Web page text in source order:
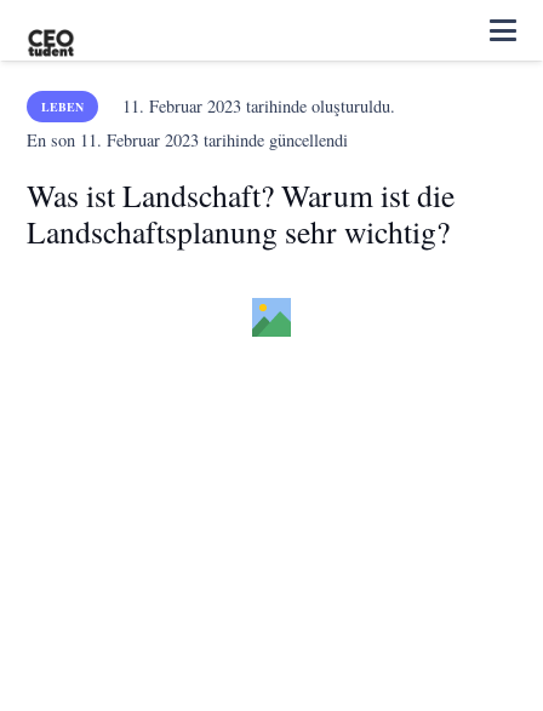
LEBEN 11. Februar 2023tarihinde oluşturuldu.
En son 11. Februar 2023 tarihinde güncellendi
Was ist Landschaft? Warum ist die
Landschaftsplanung sehr wichtig?